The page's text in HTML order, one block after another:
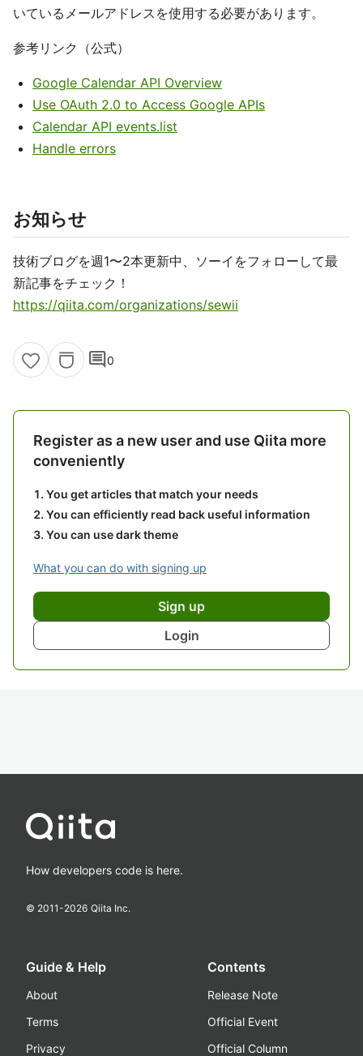
いているメールアドレスを使用する必要があります。
参考リンク（公式）
Google Calendar API Overview
Use OAuth 2.0 to Access Google APIs
Calendar API events.list
Handle errors
お知らせ
技術ブログを週1〜2本更新中、ソーイをフォローして最
新記事をチェック！
https://qiita.com/organizations/sewii
comment0
Register as a new user and use Qiita more
conveniently
You get articles that match your needs
You can efficiently read back useful information
You can use dark theme
What you can do with signing up
Sign up
Login
How developers code is here.
© 2011-2026 Qiita Inc.
Guide & Help
About
Terms
Privacy
Contents
Release Note
Official Event
Official Column